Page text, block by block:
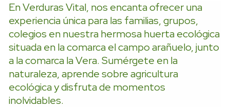
En Verduras Vital, nos encanta ofrecer una
experiencia única para las familias, grupos,
colegios en nuestra hermosa huerta ecológica
situada en la comarca el campo arañuelo, junto
a la comarca la Vera. Sumérgete en la
naturaleza, aprende sobre agricultura
ecológica y disfruta de momentos
inolvidables.